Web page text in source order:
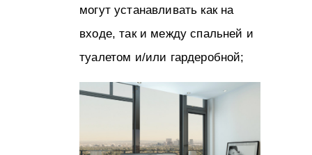
могут устанавливать как на
входе, так и между спальней и
туалетом и/или гардеробной;